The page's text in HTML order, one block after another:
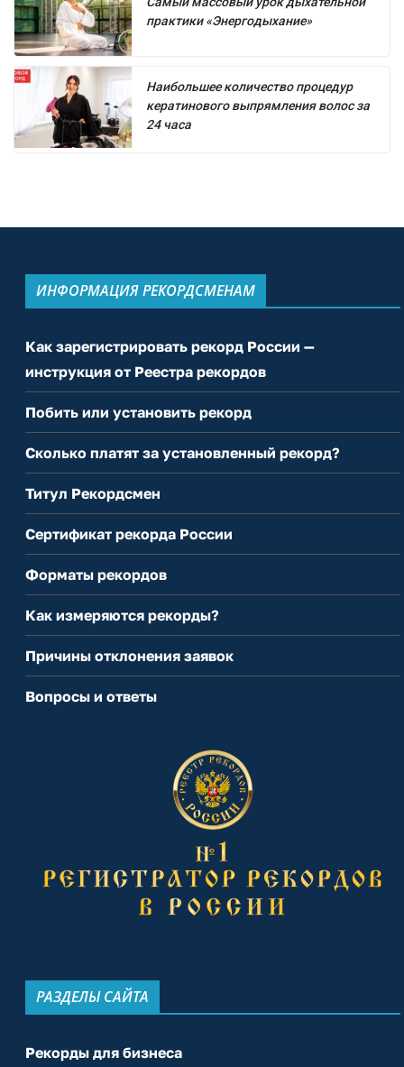
практики «Энергодыхание»
Наибольшее количество процедур
кератинового выпрямления волос за
24 часа
ИНФОРМАЦИЯ РЕКОРДСМЕНАМ
Как зарегистрировать рекорд России —
инструкция от Реестра рекордов
Побить или установить рекорд
Сколько платят за установленный рекорд?
Титул Рекордсмен
Сертификат рекорда России
Форматы рекордов
Как измеряются рекорды?
Причины отклонения заявок
Вопросы и ответы
РАЗДЕЛЫ САЙТА
Рекорды для бизнеса